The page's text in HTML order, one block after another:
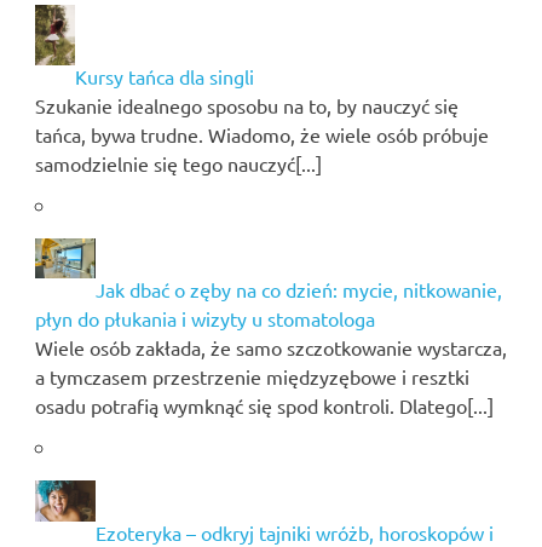
Kursy tańca dla singli
Szukanie idealnego sposobu na to, by nauczyć się
tańca, bywa trudne. Wiadomo, że wiele osób próbuje
samodzielnie się tego nauczyć[...]
Jak dbać o zęby na co dzień: mycie, nitkowanie,
płyn do płukania i wizyty u stomatologa
Wiele osób zakłada, że samo szczotkowanie wystarcza,
a tymczasem przestrzenie międzyzębowe i resztki
osadu potrafią wymknąć się spod kontroli. Dlatego[...]
Ezoteryka – odkryj tajniki wróżb, horoskopów i